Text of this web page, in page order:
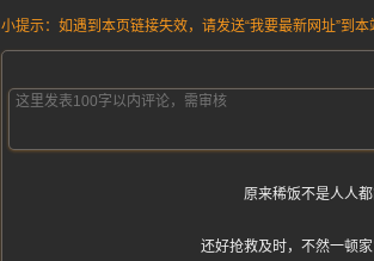
小提示：如遇到本页链接失效，请发送“我要最新网址”到
原来稀饭不是人人
还好抢救及时，不然一顿